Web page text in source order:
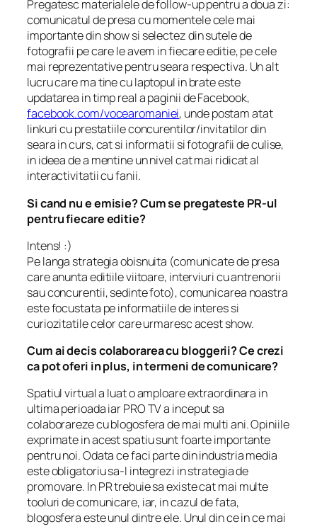
Pregatesc materialele de follow-up pentru a doua zi:
comunicatul de presa cu momentele cele mai
importante din show si selectez din sutele de
fotografii pe care le avem in fiecare editie, pe cele
mai reprezentative pentru seara respectiva. Un alt
lucru care ma tine cu laptopul in brate este
updatarea in timp real a paginii de Facebook,
facebook.com/vocearomaniei, unde postam atat
linkuri cu prestatiile concurentilor/invitatilor din
seara in curs, cat si informatii si fotografii de culise,
in ideea de a mentine un nivel cat mai ridicat al
interactivitatii cu fanii.
Si cand nu e emisie? Cum se pregateste PR-ul
pentru fiecare editie?
Intens! :)
Pe langa strategia obisnuita (comunicate de presa
care anunta editiile viitoare, interviuri cu antrenorii
sau concurentii, sedinte foto), comunicarea noastra
este focustata pe informatiile de interes si
curiozitatile celor care urmaresc acest show.
Cum ai decis colaborarea cu bloggerii? Ce crezi
ca pot oferi in plus, in termeni de comunicare?
Spatiul virtual a luat o amploare extraordinara in
ultima perioada iar PRO TV a inceput sa
colaborareze cu blogosfera de mai multi ani. Opiniile
exprimate in acest spatiu sunt foarte importante
pentru noi. Odata ce faci parte din industria media
este obligatoriu sa-l integrezi in strategia de
promovare. In PR trebuie sa existe cat mai multe
tooluri de comunicare, iar, in cazul de fata,
blogosfera este unul dintre ele. Unul din ce in ce mai